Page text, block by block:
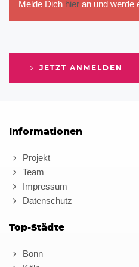
Melde Dich hier an und werde
JETZT ANMELDEN
Informationen
Projekt
Team
Impressum
Datenschutz
Top-Städte
Bonn